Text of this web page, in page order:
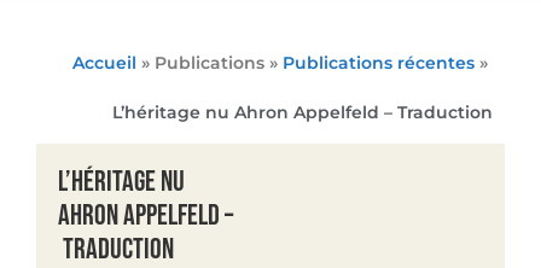
Accueil » Publications » Publications récentes »
L’héritage nu Ahron Appelfeld – Traduction
L’héritage nu
Ahron Appelfeld –
Traduction